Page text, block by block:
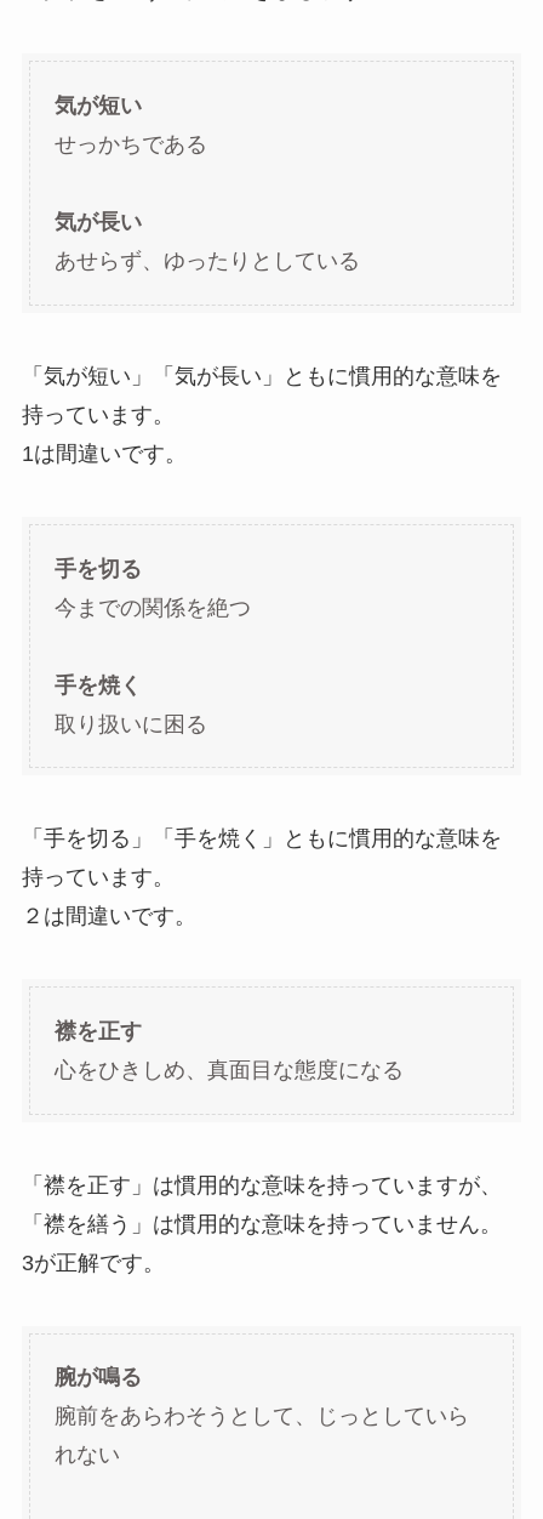
気が短い
せっかちである
気が長い
あせらず、ゆったりとしている
「気が短い」「気が長い」ともに慣用的な意味を
持っています。
1は間違いです。
手を切る
今までの関係を絶つ
手を焼く
取り扱いに困る
「手を切る」「手を焼く」ともに慣用的な意味を
持っています。
２は間違いです。
襟を正す
心をひきしめ、真面目な態度になる
「襟を正す」は慣用的な意味を持っていますが、
「襟を繕う」は慣用的な意味を持っていません。
3が正解です。
腕が鳴る
腕前をあらわそうとして、じっとしていら
れない